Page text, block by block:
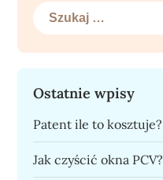
Szukaj:
Ostatnie wpisy
Patent ile to kosztuje?
Jak czyścić okna PCV?